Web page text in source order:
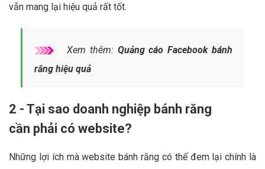
vẫn mang lại hiệu quả rất tốt.
Xem thêm: Quảng cáo Facebook bánh
răng hiệu quả
2 - Tại sao doanh nghiệp bánh răng
cần phải có website?
Những lợi ích mà website bánh răng có thể đem lại chính là